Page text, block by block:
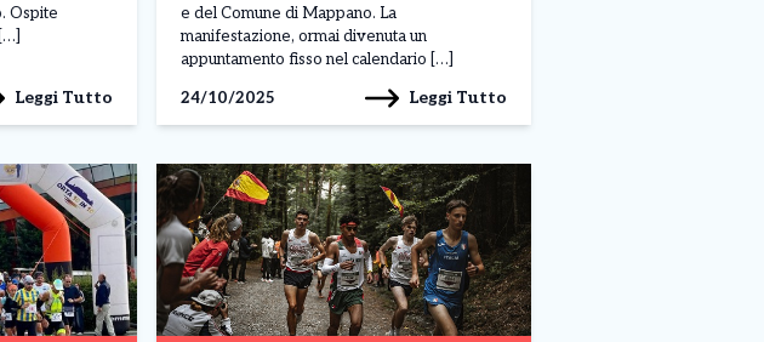
Ospite
Leggi Tutto
e del Comune di Mappano. La
manifestazione, ormai divenuta un
appuntamento fisso nel calendario […]
24/10/2025
Leggi Tutto